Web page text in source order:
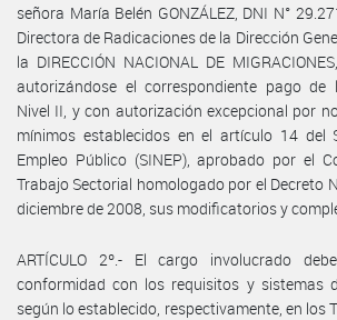
señora María Belén GONZÁLEZ, DNI N°
Directora de Radicaciones de la Dirección
la DIRECCIÓN NACIONAL DE
autorizándose el correspondiente pago de
Nivel II, y con autorización excepcional por
mínimos establecidos en el artículo 14 del
Empleo Público (SINEP), aprobado por el
Trabajo Sectorial homologado por el Decreto
diciembre de 2008, sus modificatorios y
ARTÍCULO 2º.- El cargo involucrado
conformidad con los requisitos y sistemas
según lo establecido, respectivamente, en los